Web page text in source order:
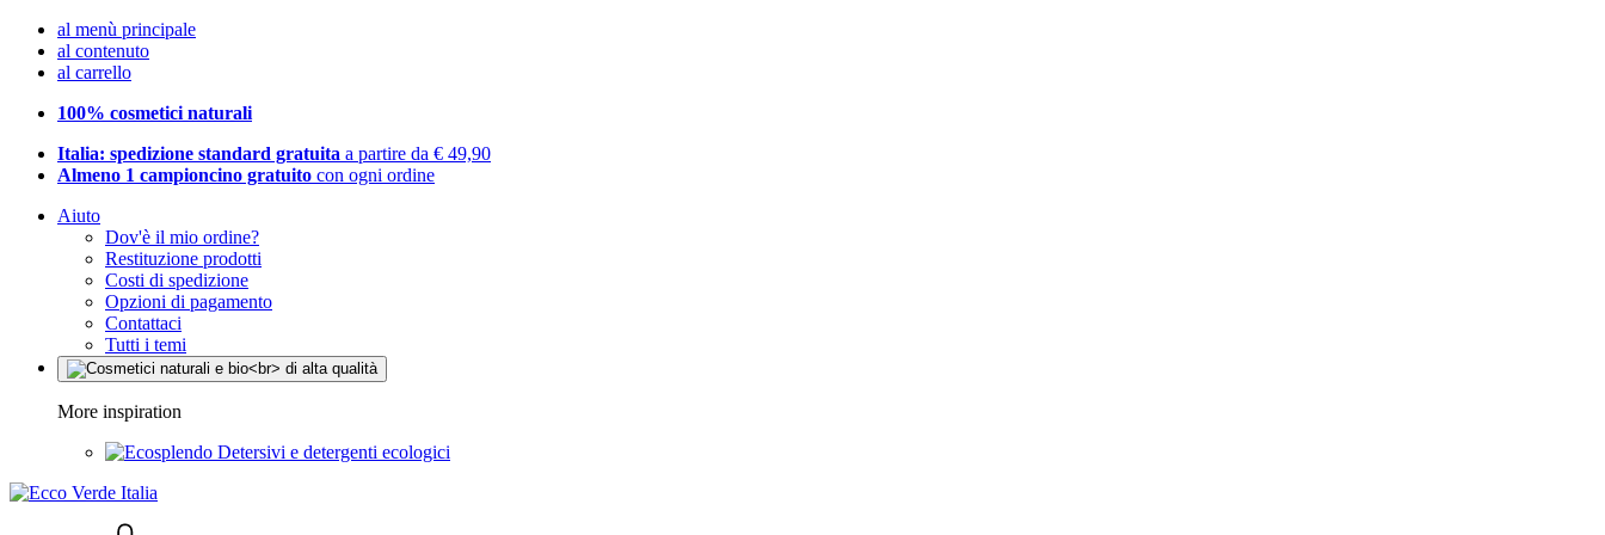
al menù principale
al contenuto
al carrello
100% cosmetici naturali
Italia: spedizione standard gratuita a partire da € 49,90
Almeno 1 campioncino gratuito con ogni ordine
Aiuto
Dov'è il mio ordine?
Restituzione prodotti
Costi di spedizione
Opzioni di pagamento
Contattaci
Tutti i temi
More inspiration
Detersivi e detergenti ecologici